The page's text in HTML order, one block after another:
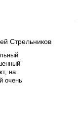
на
очень